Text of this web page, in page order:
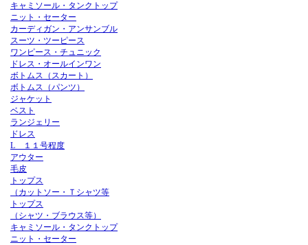
キャミソール・タンクトップ
ニット・セーター
カーディガン・アンサンブル
スーツ・ツーピース
ワンピース・チュニック
ドレス・オールインワン
ボトムス（スカート）
ボトムス（パンツ）
ジャケット
ベスト
ランジェリー
ドレス
L １１号程度
アウター
毛皮
トップス
（カットソー・Ｔシャツ等
トップス
（シャツ・ブラウス等）
キャミソール・タンクトップ
ニット・セーター